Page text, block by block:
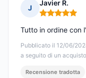
J
Javier R.
Nota: 5 su 5
Pubblicato il 12/06/
a seguito di un
Tutto in ordine con
Recensione tradotta